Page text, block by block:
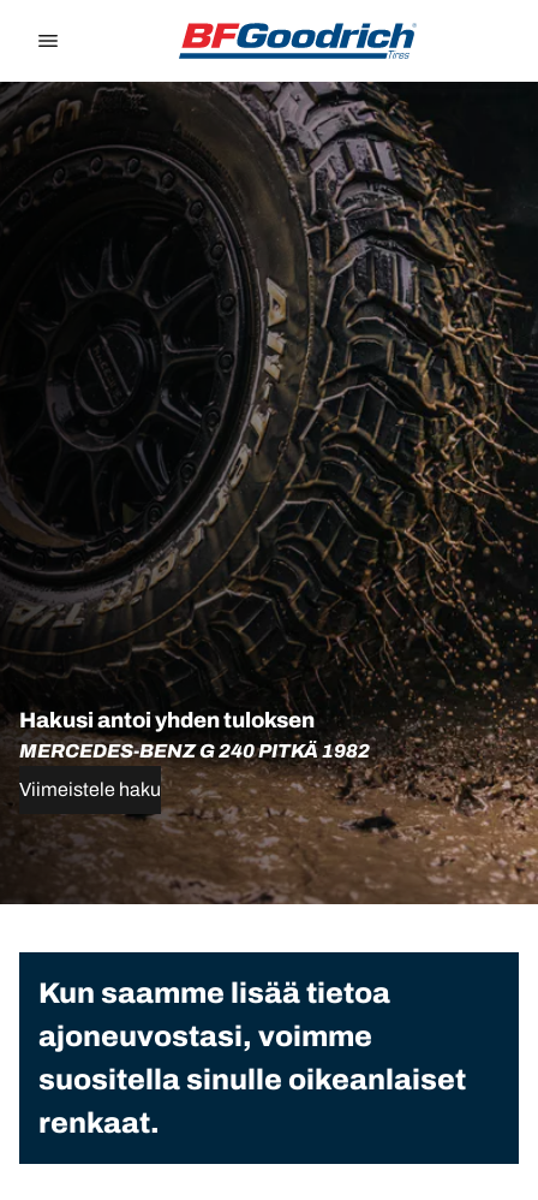
Hakusi antoi yhden tuloksen
MERCEDES-BENZ G 240 PITKÄ 1982
Viimeistele haku
Kun saamme lisää tietoa
ajoneuvostasi, voimme
suositella sinulle oikeanlaiset
renkaat.